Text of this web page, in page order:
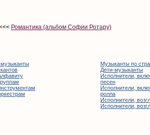
Романтика (альбом Софии Ротару)
Музыканты по
Дети-музыканты
Исполнители,
песен
Исполнители,
ролла
Исполнители,
Исполнители,